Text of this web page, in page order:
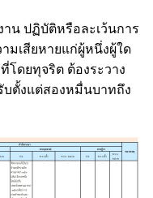
าน ปฏิบัติหรือละเว้นการ
มเสียหายแก่ผู้หนึ่งผู้ใด
ดยทุจริต ต้องระวาง
ตั้งแต่สองหมื่นบาทถึง